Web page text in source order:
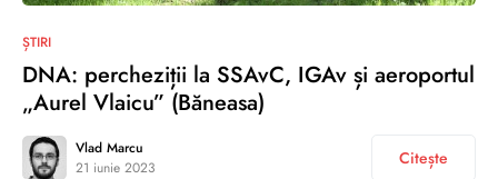
ȘTIRI
DNA: percheziții la SSAvC, IGAv și aeroportul
„Aurel Vlaicu” (Băneasa)
Vlad Marcu
21 iunie 2023
Citește